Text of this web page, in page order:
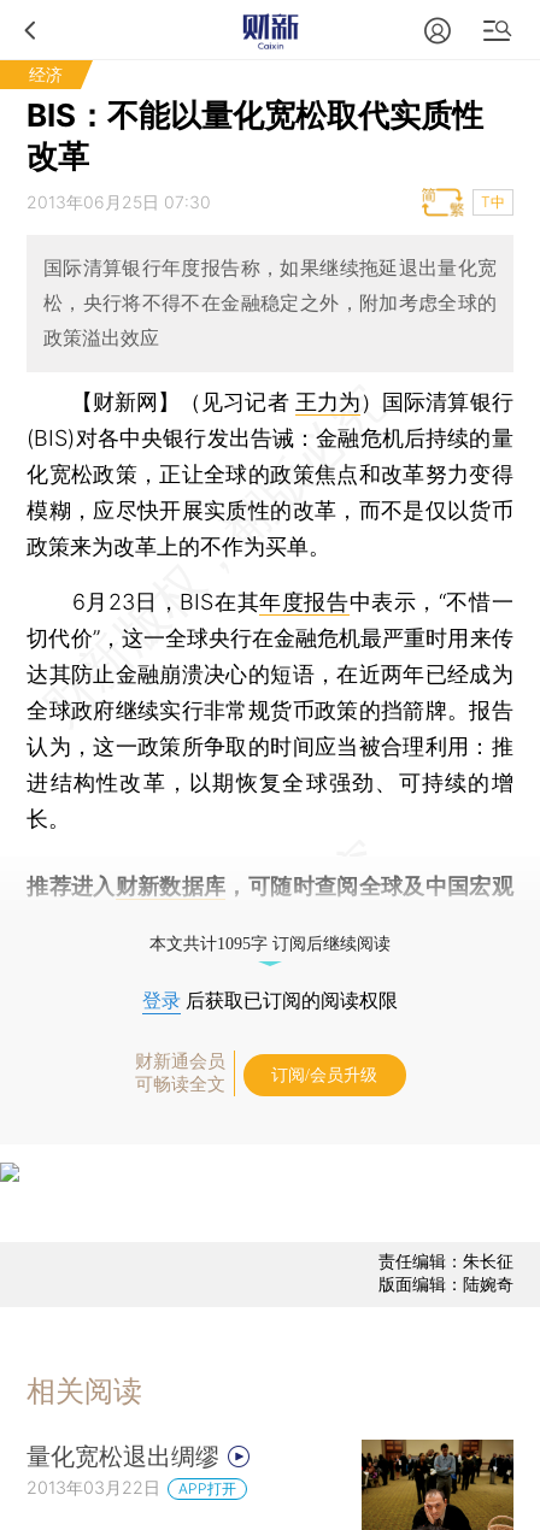
经济
BIS：不能以量化宽松取代实质性
改革
2013年06月25日 07:30 T中
国际清算银行年度报告称，如果继续拖延退出量化宽
松，央行将不得不在金融稳定之外，附加考虑全球的
政策溢出效应
【财新网】（见习记者 王力为） 国际清算银行
(BIS)对各中央银行发出告诫：金融危机后持续的量
化宽松政策，正让全球的政策焦点和改革努力变得
模糊，应尽快开展实质性的改革，而不是仅以货币
政策来为改革上的不作为买单。
6月23日，BIS在其年度报告中表示，“不惜一
切代价”，这一全球央行在金融危机最严重时用来传
达其防止金融崩溃决心的短语，在近两年已经成为
全球政府继续实行非常规货币政策的挡箭牌。报告
认为，这一政策所争取的时间应当被合理利用：推
进结构性改革，以期恢复全球强劲、可持续的增
长。
推荐进入 财新数据库 ，可随时查阅全球及中国宏观
本文共计1095字 订阅后继续阅读
登录 后获取已订阅的阅读权限
财新通会员
可畅读全文
订阅/会员升级
责任编辑：朱长征
版面编辑：陆婉奇
相关阅读
量化宽松退出绸缪
2013年03月22日 APP打开